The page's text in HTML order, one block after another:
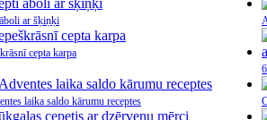
ar šķiņķi
cepta karpa
laika saldo kārumu receptes